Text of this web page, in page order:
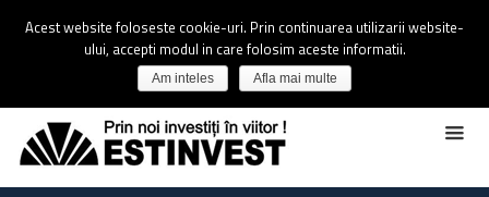
Acest website foloseste cookie-uri. Prin continuarea utilizarii website-
ului, accepti modul in care folosim aceste informatii.
Am inteles Afla mai multe